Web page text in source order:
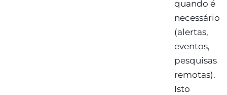
quando é
necessário
(alertas,
eventos,
pesquisas
remotas).
Isto